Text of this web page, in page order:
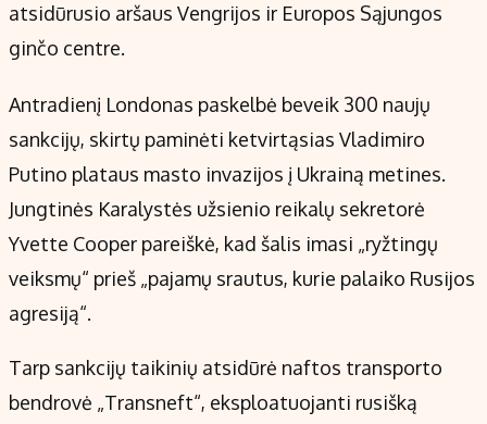
Privatumo politika
Turinio žymėjimo taisyklės
Regionų naujienos
Indėlių palūkanos
atsidūrusio aršaus Vengrijos ir Europos Sąjungos
ginčo centre.
Antradienį Londonas paskelbė beveik 300 naujų
sankcijų, skirtų paminėti ketvirtąsias Vladimiro
Putino plataus masto invazijos į Ukrainą metines.
Jungtinės Karalystės užsienio reikalų sekretorė
Yvette Cooper pareiškė, kad šalis imasi „ryžtingų
veiksmų“ prieš „pajamų srautus, kurie palaiko Rusijos
agresiją“.
Tarp sankcijų taikinių atsidūrė naftos transporto
bendrovė „Transneft“, eksploatuojanti rusišką